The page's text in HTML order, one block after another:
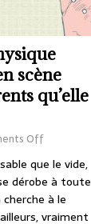
scène
qu’elle
Off
que le vide,
dérobe à toute
à le
vraiment